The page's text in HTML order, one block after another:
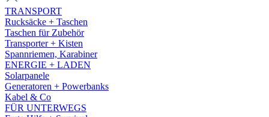
TRANSPORT
Rucksäcke + Taschen
Taschen für Zubehör
Transporter + Kisten
Spannriemen, Karabiner
ENERGIE + LADEN
Solarpanele
Generatoren + Powerbanks
Kabel & Co
FÜR UNTERWEGS